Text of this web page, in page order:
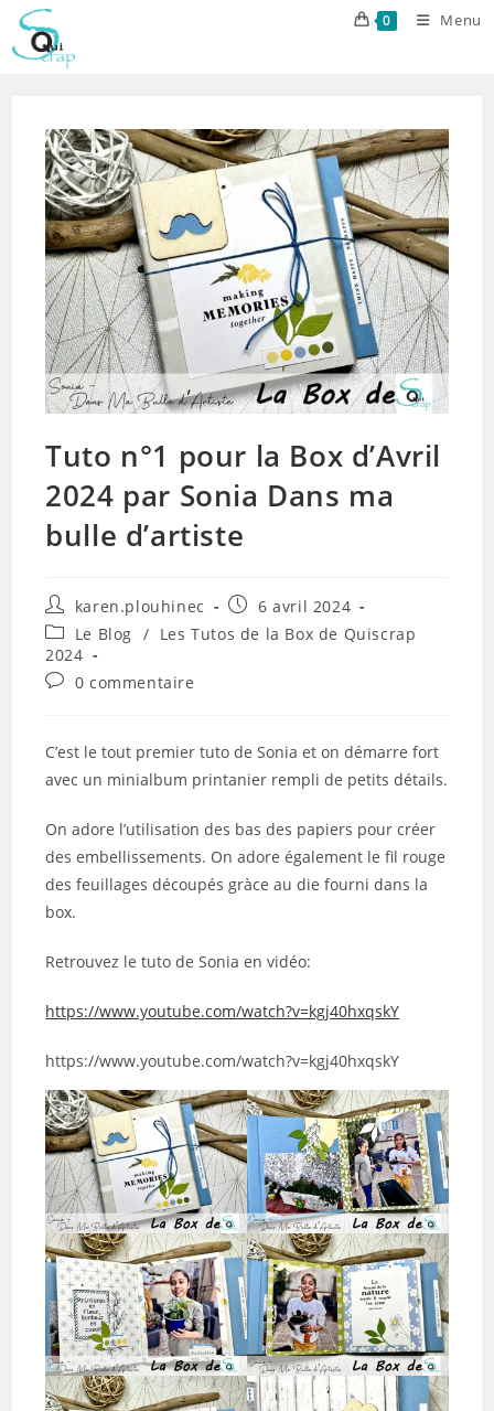
Skip
content
0 Menu
Tuto n°1 pour la Box d’Avril
2024 par Sonia Dans ma
bulle d’artiste
Auteur/autrice
de
la
publication :
karen.plouhinec
Publication
publiée :
6 avril 2024
Post
category:
Le Blog / Les Tutos de la Box de Quiscrap
2024
Commentaires
publication :
0 commentaire
C’est le tout premier tuto de Sonia et on démarre fort
avec un minialbum printanier rempli de petits détails.
On adore l’utilisation des bas des papiers pour créer
des embellissements. On adore également le fil rouge
des feuillages découpés gràce au die fourni dans la
box.
Retrouvez le tuto de Sonia en vidéo:
https://www.youtube.com/watch?v=kgj40hxqskY
https://www.youtube.com/watch?v=kgj40hxqskY